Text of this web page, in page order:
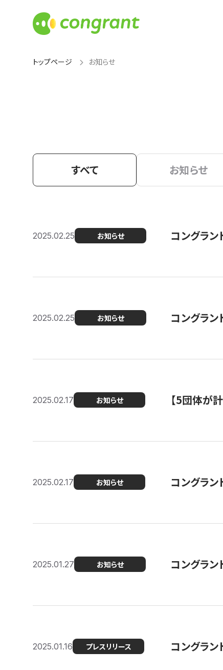
トップページ お知らせ
すべて お知らせ
2025.02.25 お知らせ コングラ
2025.02.25 お知らせ コングラン
2025.02.17 お知らせ 【5団体が
2025.02.17 お知らせ コングラ
2025.01.27 お知らせ コングラ
2025.01.16 プレスリリース コングラン